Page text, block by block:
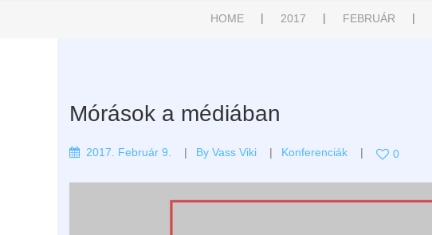
HOME | 2017 | FEBRUÁR |
Mórások a médiában
2017. Február 9. By Vass Viki Konferenciák 0